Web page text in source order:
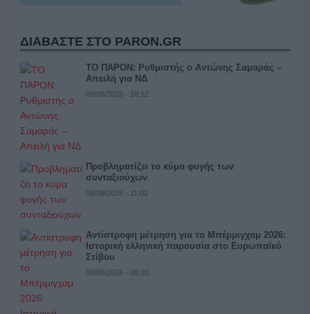
ΔΙΑΒΑΣΤΕ ΣΤΟ PARON.GR
ΤΟ ΠΑΡΟΝ: Ρυθμιστής ο Αντώνης Σαμαράς –
Απειλή για ΝΔ
08/08/2026 - 18:12
Προβληματίζει το κύμα φυγής των
συνταξιούχων
08/08/2026 - 11:02
Αντίστροφη μέτρηση για το Μπέρμιγχαμ 2026:
Ιστορική ελληνική παρουσία στο Ευρωπαϊκό
Στίβου
08/08/2026 - 08:20